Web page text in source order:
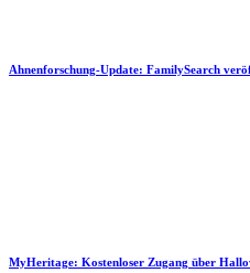
Ahnenforschung-Update: FamilySearch
MyHeritage: Kostenloser Zugang über